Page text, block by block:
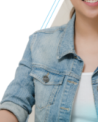
trợ đã tổ chức
nhằm cùng các